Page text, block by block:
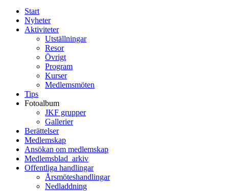
Start
Nyheter
Aktiviteter
Utställningar
Resor
Övrigt
Program
Kurser
Medlemsmöten
Tips
Fotoalbum
JKF grupper
Gallerier
Berättelser
Medlemskap
Ansökan om medlemskap
Medlemsblad_arkiv
Offentliga handlingar
Årsmöteshandlingar
Nedladdning